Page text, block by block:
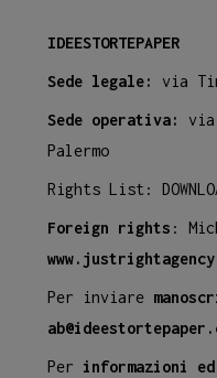
IDEESTORTEPAPER
Sede legale: via
Sede operativa:
via
Palermo
Rights List:
Foreign rights :
Per inviare
Per informazioni